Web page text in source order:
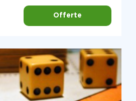
Offerte